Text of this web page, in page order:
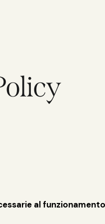
al funzionamento